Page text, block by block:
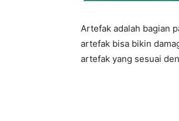
Artefak adalah bagian
artefak bisa bikin
artefak yang sesuai